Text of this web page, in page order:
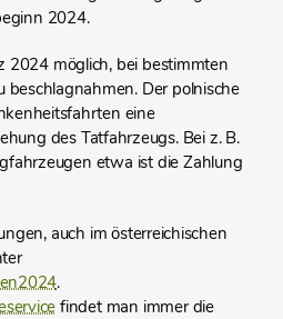
2024.
2024 möglich, bei bestimmten
beschlagnahmen. Der polnische
eine
des Tatfahrzeugs. Bei z. B.
etwa ist die Zahlung
auch im österreichischen
.
findet man immer die